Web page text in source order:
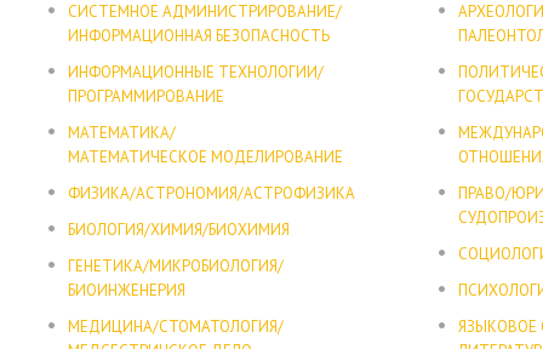
СИСТЕМНОЕ АДМИНИСТРИРОВАНИЕ/
ИНФОРМАЦИОННАЯ БЕЗОПАСНОСТЬ
ИНФОРМАЦИОННЫЕ ТЕХНОЛОГИИ/
ПРОГРАММИРОВАНИЕ
МАТЕМАТИКА/
МАТЕМАТИЧЕСКОЕ МОДЕЛИРОВАНИЕ
ФИЗИКА/АСТРОНОМИЯ/АСТРОФИЗИКА
БИОЛОГИЯ/ХИМИЯ/БИОХИМИЯ
ГЕНЕТИКА/МИКРОБИОЛОГИЯ/
БИОИНЖЕНЕРИЯ
МЕДИЦИНА/СТОМАТОЛОГИЯ/
ПРАВО/
ЯЗЫКОВОЕ